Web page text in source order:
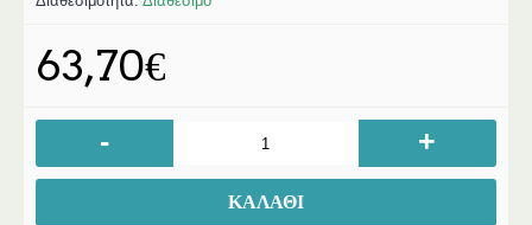
63,70€
- +
ΚΑΛΆΘΙ